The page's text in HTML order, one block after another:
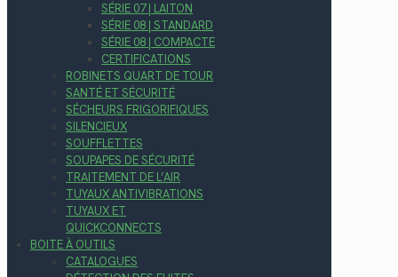
SÉRIE 07 | LAITON
SÉRIE 08 | STANDARD
SÉRIE 08 | COMPACTE
CERTIFICATIONS
ROBINETS QUART DE TOUR
SANTÉ ET SÉCURITÉ
SÉCHEURS FRIGORIFIQUES
SILENCIEUX
SOUFFLETTES
SOUPAPES DE SÉCURITÉ
TRAITEMENT DE L’AIR
TUYAUX ANTIVIBRATIONS
TUYAUX ET
QUICKCONNECTS
BOITE À OUTILS
CATALOGUES